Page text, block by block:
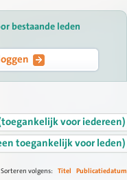
bestaande leden
voor iedereen)
toegankelijk voor leden)
Sorteren volgens: Titel Publicatiedatum